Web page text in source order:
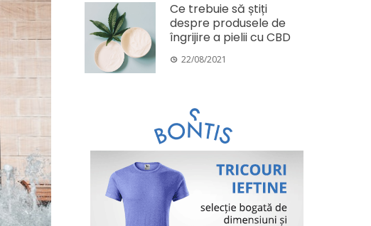
Ce trebuie să știți
despre produsele de
îngrijire a pielii cu CBD
22/08/2021